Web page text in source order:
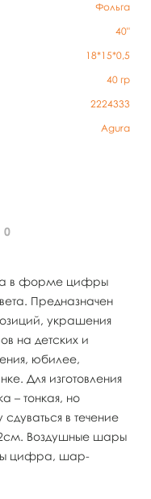
Фольга
40"
18*15*0,5
40 гр
2224333
Agura
0
в форме цифры
Предназначен
украшения
на детских и
юбилее,
Для изготовления
– тонкая, но
в течение
Воздушные шары
цифра, шар-